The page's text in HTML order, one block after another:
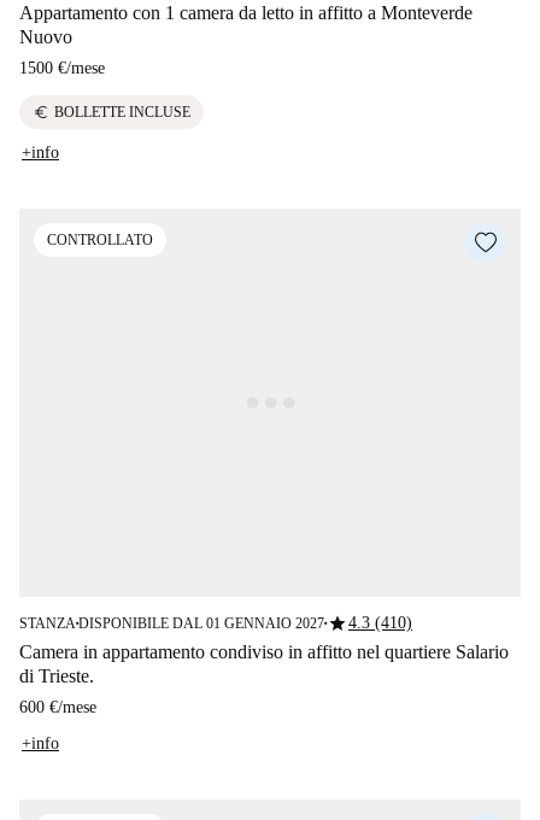
Appartamento con 1 camera da letto in affitto a Monteverde
Nuovo
1500 €/mese
euro BOLLETTE INCLUSE
+info
CONTROLLATO
STANZA ■DISPONIBILE DAL 01 GENNAIO 2027■star4.3 (410)
Camera in appartamento condiviso in affitto nel quartiere Salario
di Trieste.
600 €/mese
+info